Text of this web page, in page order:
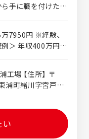
金型など、私たち
り世の中に役立っ
ちした後も必要に
手に職を付けたい
い方
7950円 ※経験、
所】 〒
浦町緒川字宮戸53